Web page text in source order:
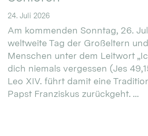
24. Juli 2026
Am kommenden Sonntag, 26.
weltweite Tag der Großeltern
Menschen unter dem Leitwort
dich niemals vergessen (Jes
Leo XIV. führt damit eine
Papst Franziskus zurückgeht. ...